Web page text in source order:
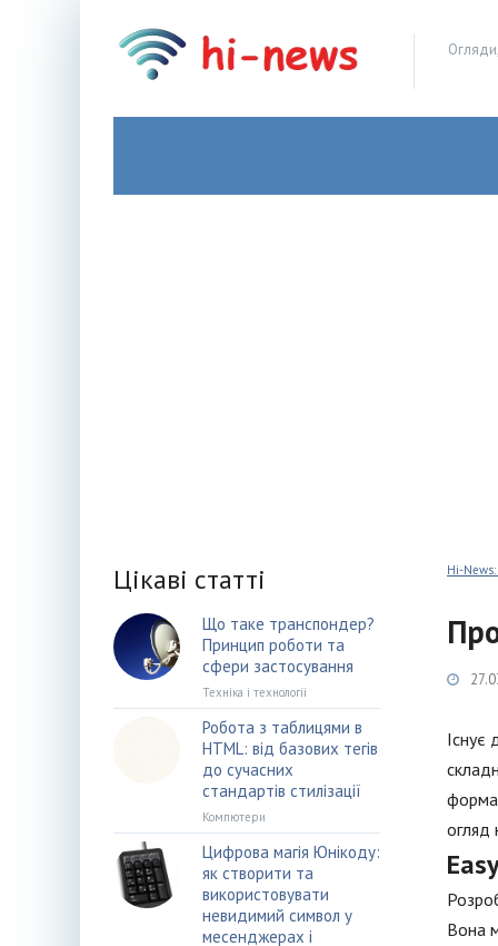
Hi-
Існує
огляд
Вона
Цікаві статті
Що таке транспондер?
Принцип роботи та
сфери застосування
Техніка і технології
Робота з таблицями в
HTML: від базових тегів
до сучасних
стандартів стилізації
Компютери
Цифрова магія Юнікоду:
як створити та
використовувати
невидимий символ у
месенджерах і